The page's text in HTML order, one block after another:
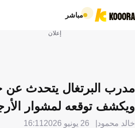
مباشر
إعلان
مدرب البرتغال يتحدث عن
ويكشف توقعه لمشوار
خالد محمود 26 يونيو 2026 16:11